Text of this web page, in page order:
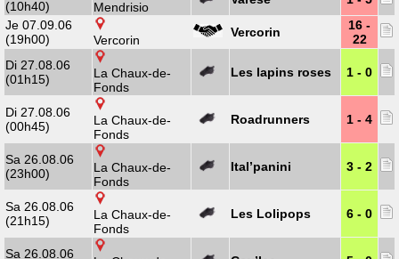
(10h40)
Mendrisio
Je 07.09.06
(19h00)
Vercorin
Vercorin
16 -
22
Di 27.08.06
(01h15)
La Chaux-de-
Fonds
Les lapins roses 1 - 0
Di 27.08.06
(00h45)
La Chaux-de-
Fonds
Roadrunners 1 - 4
Sa 26.08.06
(23h00)
La Chaux-de-
Fonds
Ital’panini 3 - 2
Sa 26.08.06
(21h15)
La Chaux-de-
Fonds
Les Lolipops 6 - 0
Sa 26.08.06